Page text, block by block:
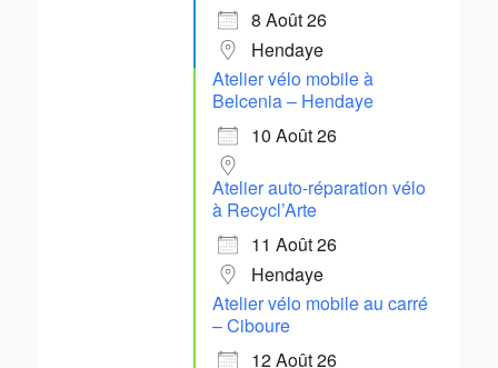
8 Août 26
Hendaye
Atelier vélo mobile à
Belcenia – Hendaye
10 Août 26
Atelier auto-réparation vélo
à Recycl’Arte
11 Août 26
Hendaye
Atelier vélo mobile au carré
– Ciboure
12 Août 26